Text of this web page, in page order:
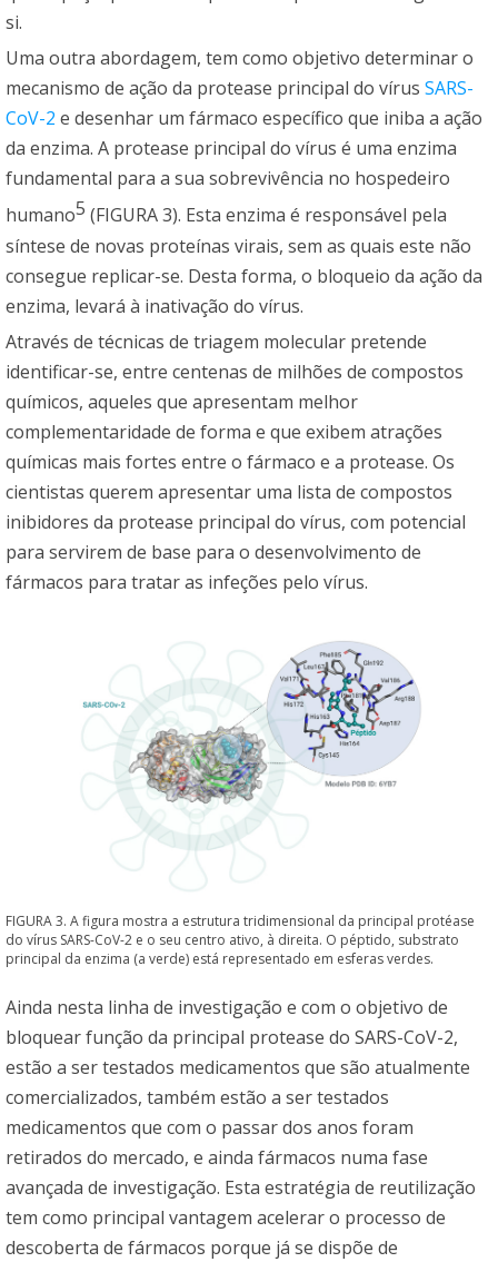
si.
Uma outra abordagem, tem como objetivo determinar o
mecanismo de ação da protease principal do vírus SARS-
CoV-2 e desenhar um fármaco específico que iniba a ação
da enzima. A protease principal do vírus é uma enzima
fundamental para a sua sobrevivência no hospedeiro
humano5 (FIGURA 3). Esta enzima é responsável pela
síntese de novas proteínas virais, sem as quais este não
consegue replicar-se. Desta forma, o bloqueio da ação da
enzima, levará à inativação do vírus.
Através de técnicas de triagem molecular pretende
identificar-se, entre centenas de milhões de compostos
químicos, aqueles que apresentam melhor
complementaridade de forma e que exibem atrações
químicas mais fortes entre o fármaco e a protease. Os
cientistas querem apresentar uma lista de compostos
inibidores da protease principal do vírus, com potencial
para servirem de base para o desenvolvimento de
fármacos para tratar as infeções pelo vírus.
FIGURA 3. A figura mostra a estrutura tridimensional da principal protéase
do vírus SARS-CoV-2 e o seu centro ativo, à direita. O péptido, substrato
principal da enzima (a verde) está representado em esferas verdes.
Ainda nesta linha de investigação e com o objetivo de
bloquear função da principal protease do SARS-CoV-2,
estão a ser testados medicamentos que são atualmente
comercializados, também estão a ser testados
medicamentos que com o passar dos anos foram
retirados do mercado, e ainda fármacos numa fase
avançada de investigação. Esta estratégia de reutilização
tem como principal vantagem acelerar o processo de
descoberta de fármacos porque já se dispõe de